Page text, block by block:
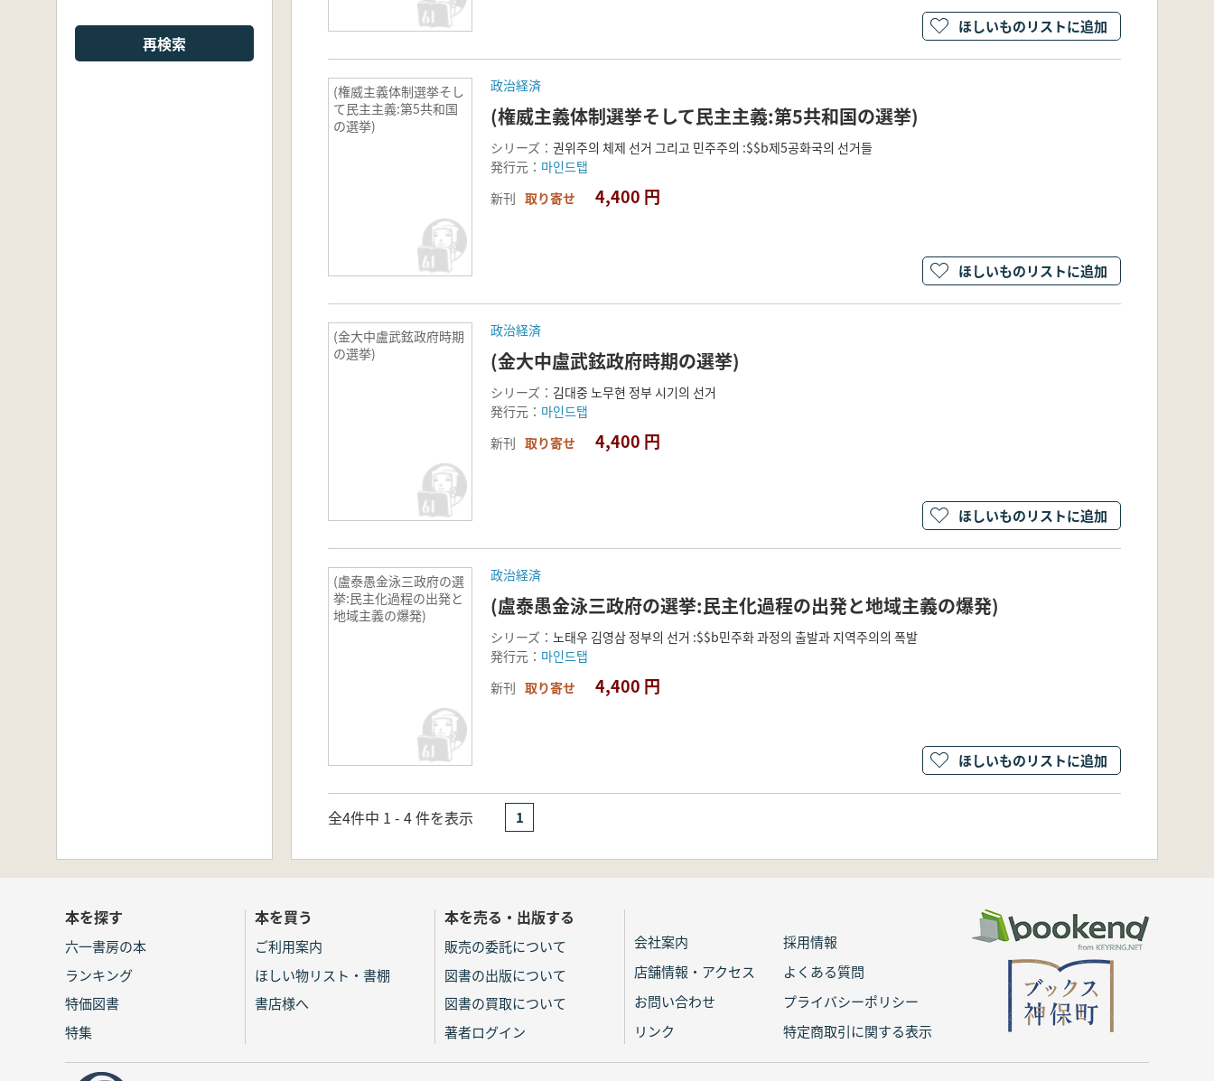
再検索
ほしいものリストに追加
(権威主義体制選挙そし
て民主主義:第5共和国
の選挙)
政治経済
(権威主義体制選挙そして民主主義:第5共和国の選挙)
シリーズ： 권위주의 체제 선거 그리고 민주주의 :$$b제5공화국의 선거들
発行元： 마인드탭
新刊 取り寄せ 4,400 円
ほしいものリストに追加
(金大中盧武鉉政府時期
の選挙)
政治経済
(金大中盧武鉉政府時期の選挙)
シリーズ： 김대중 노무현 정부 시기의 선거
発行元： 마인드탭
新刊 取り寄せ 4,400 円
ほしいものリストに追加
(盧泰愚金泳三政府の選
挙:民主化過程の出発と
地域主義の爆発)
政治経済
(盧泰愚金泳三政府の選挙:民主化過程の出発と地域主義の爆発)
シリーズ： 노태우 김영삼 정부의 선거 :$$b민주화 과정의 출발과 지역주의의 폭발
発行元： 마인드탭
新刊 取り寄せ 4,400 円
ほしいものリストに追加
全4件中 1 - 4 件を表示 1
本を探す
六一書房の本
ランキング
特価図書
特集
本を買う
ご利用案内
ほしい物リスト・書棚
書店様へ
本を売る・出版する
販売の委託について
図書の出版について
図書の買取について
著者ログイン
会社案内
採用情報
店舗情報・アクセス
よくある質問
お問い合わせ
プライバシーポリシー
リンク
特定商取引に関する表示